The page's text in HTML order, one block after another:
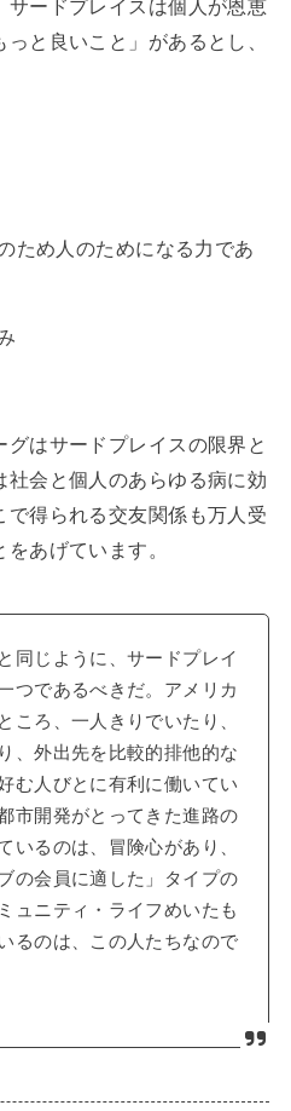
サードプレイスは個人が恩恵
と良いこと」があるとし、
ため人のためになる力であ
はサードプレイスの限界と
社会と個人のあらゆる病に効
で得られる交友関係も万人受
あげています。
同じように、サードプレイ
つであるべきだ。アメリカ
ころ、一人きりでいたり、
、外出先を比較的排他的な
む人びとに有利に働いてい
市開発がとってきた進路の
いるのは、冒険心があり、
の会員に適した」タイプの
ュニティ・ライフめいたも
るのは、この人たちなので